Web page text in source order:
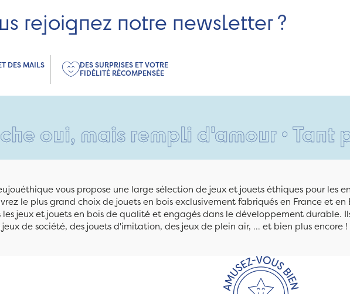
rejoignez notre newsletter ?
DES MAILS
DES SURPRISES ET VOTRE
FIDÉLITÉ RÉCOMPENSÉE
rempli d'amour • Tant pis pour
vous propose une large sélection de jeux et jouets éthiques pour les
le plus grand choix de jouets en bois exclusivement fabriqués en France et
les jeux et jouets en bois de qualité et engagés dans le développement durable.
de société, des jouets d'imitation, des jeux de plein air, ... et bien plus encore !